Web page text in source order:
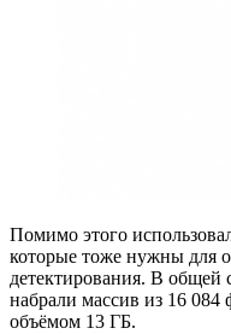
Помимо этого
которые тоже нужны для
детектирования. В общей
набрали массив из 16
объёмом 13 ГБ.